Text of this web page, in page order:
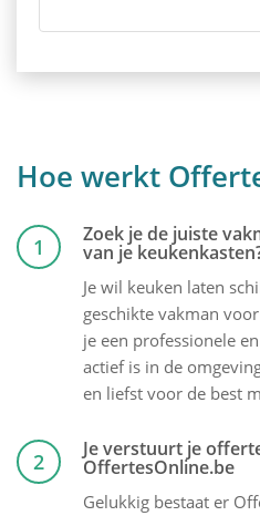
Hoe werkt
1 Zoek je de juiste
van je
Je wil keuken laten
geschikte vakman
je een professionele
actief is in de
en liefst voor de best
2 Je verstuurt je
OffertesOnline.be
Gelukkig bestaat er